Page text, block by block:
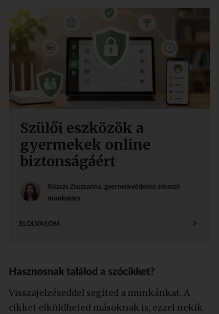
Szülői eszközök a
gyermekek online
biztonságáért
Rózsás Zsuzsanna, gyermekvédelmi elemző
munkatárs
ELOLVASOM
Hasznosnak találod a szócikket?
Visszajelzéseddel segíted a munkánkat. A
cikket elküldheted másoknak is, ezzel nekik